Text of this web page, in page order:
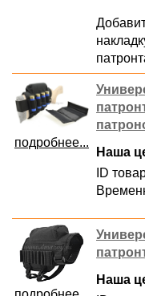
подробнее...
Наша
ID
Наша